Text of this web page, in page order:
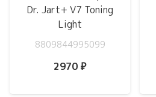
Dr. Jart+ V7 Toning
Light
8809844995099
2970 ₽